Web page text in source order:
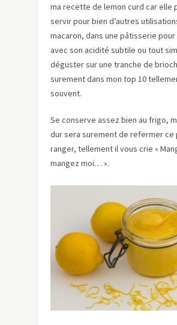
ma recette de lemon curd car elle
servir pour bien d’autres
macaron, dans une pâtisserie
avec son acidité subtile ou tout
déguster sur une tranche de
surement dans mon top 10
souvent.
Se conserve assez bien au frigo,
dur sera surement de refermer ce
ranger, tellement il vous crie «
mangez moi… ».